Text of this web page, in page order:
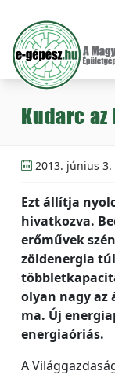
Kudarc
2013. június 3.
Ezt állítja
hivatkozva.
erőművek
zöldenergia
olyan nagy az
ma. Új
energiaóriás.
A